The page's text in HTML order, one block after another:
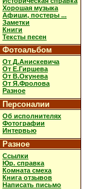
Хорошая музыка
Афиши, постеры ...
Заметки
Книги
Тексты песен
Фотоальбом
От Д.Анискевича
От Е.Гиршева
От В.Окунева
От Я.Фролова
Разное
Персоналии
Об исполнителях
Фотографии
Интервью
Разное
Ссылки
Юр. справка
Комната смеха
Книга отзывов
Написать письмо